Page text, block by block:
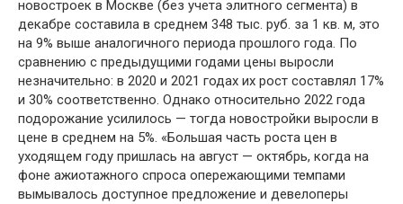
новостроек в Москве (без учета элитного сегмента) в
декабре составила в среднем 348 тыс. руб. за 1 кв. м, это
на 9% выше аналогичного периода прошлого года. По
сравнению с предыдущими годами цены выросли
незначительно: в 2020 и 2021 годах их рост составлял 17%
и 30% соответственно. Однако относительно 2022 года
подорожание усилилось — тогда новостройки выросли в
цене в среднем на 5%. «Большая часть роста цен в
уходящем году пришлась на август — октябрь, когда на
фоне ажиотажного спроса опережающими темпами
вымывалось доступное предложение и девелоперы